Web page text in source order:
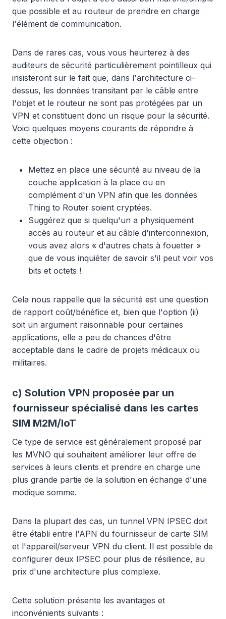
que possible et au routeur de prendre en charge
l'élément de communication.
Dans de rares cas, vous vous heurterez à des
auditeurs de sécurité particulièrement pointilleux qui
insisteront sur le fait que, dans l'architecture ci-
dessus, les données transitant par le câble entre
l'objet et le routeur ne sont pas protégées par un
VPN et constituent donc un risque pour la sécurité.
Voici quelques moyens courants de répondre à
cette objection :
Mettez en place une sécurité au niveau de la
couche application à la place ou en
complément d'un VPN afin que les données
Thing to Router soient cryptées.
Suggérez que si quelqu'un a physiquement
accès au routeur et au câble d'interconnexion,
vous avez alors « d'autres chats à fouetter »
que de vous inquiéter de savoir s'il peut voir vos
bits et octets !
Cela nous rappelle que la sécurité est une question
de rapport coût/bénéfice et, bien que l'option (ii)
soit un argument raisonnable pour certaines
applications, elle a peu de chances d'être
acceptable dans le cadre de projets médicaux ou
militaires.
c) Solution VPN proposée par un
fournisseur spécialisé dans les cartes
SIM M2M/IoT
Ce type de service est généralement proposé par
les MVNO qui souhaitent améliorer leur offre de
services à leurs clients et prendre en charge une
plus grande partie de la solution en échange d'une
modique somme.
Dans la plupart des cas, un tunnel VPN IPSEC doit
être établi entre l'APN du fournisseur de carte SIM
et l'appareil/serveur VPN du client. Il est possible de
configurer deux IPSEC pour plus de résilience, au
prix d'une architecture plus complexe.
Cette solution présente les avantages et
inconvénients suivants :